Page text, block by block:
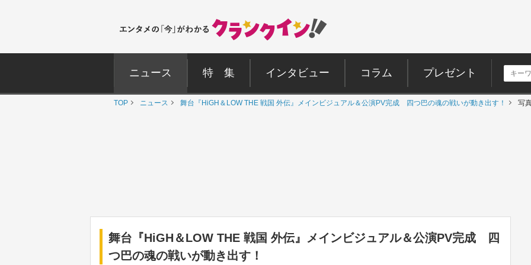
ニュース 特 集 インタビュー コラム プレゼント
TOP ニュース 舞台『HiGH＆LOW THE 戦国 外伝』メインビジュアル＆公演PV完成 四つ巴の魂の戦いが動き出す！ 写
舞台『HiGH＆LOW THE 戦国 外伝』メインビジュアル＆公演PV完成 四
つ巴の魂の戦いが動き出す！